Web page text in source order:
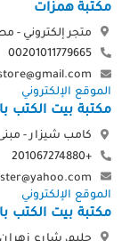
مكتبة همزات
متجر إلكتروني -
00201011779665
الموقع الإلكتروني
مكتبة بيت الكتب
كامب شيزار - مبنى 2 من
+201067274880
الموقع الإلكتروني
مكتبة بيت الكتب
جليم، شارع